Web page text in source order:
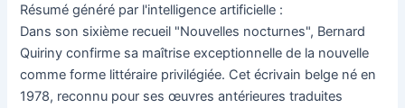
Résumé généré par l'intelligence artificielle :
Dans son sixième recueil "Nouvelles nocturnes", Bernard
Quiriny confirme sa maîtrise exceptionnelle de la nouvelle
comme forme littéraire privilégiée. Cet écrivain belge né en
1978, reconnu pour ses œuvres antérieures traduites